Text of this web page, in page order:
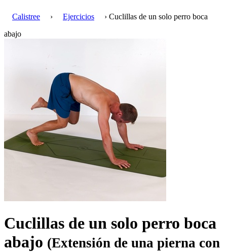
Calistree › Ejercicios
› Cuclillas de un solo perro boca
abajo
Cuclillas de un solo perro boca
abajo (Extensión de una pierna con